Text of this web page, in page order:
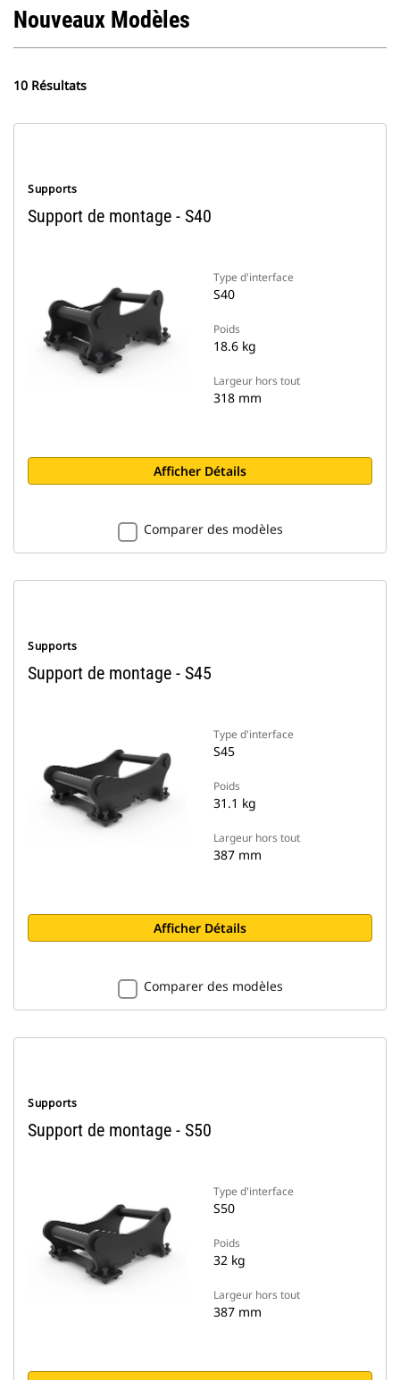
Nouveaux Modèles
10 Résultats
Supports
Support de montage - S40
Type d'interface
S40
Poids
18.6 kg
Largeur hors tout
318 mm
Afficher Détails
Comparer des modèles
Supports
Support de montage - S45
Type d'interface
S45
Poids
31.1 kg
Largeur hors tout
387 mm
Afficher Détails
Comparer des modèles
Supports
Support de montage - S50
Type d'interface
S50
Poids
32 kg
Largeur hors tout
387 mm